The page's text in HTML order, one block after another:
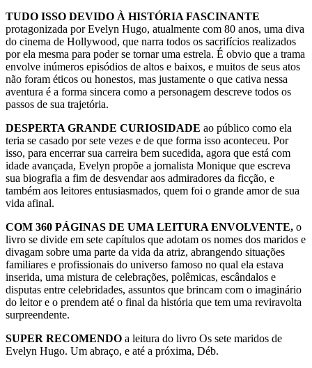
TUDO ISSO DEVIDO À HISTÓRIA FASCINANTE
protagonizada por Evelyn Hugo, atualmente com 80 anos, uma diva
do cinema de Hollywood, que narra todos os sacrifícios realizados
por ela mesma para poder se tornar uma estrela. É obvio que a trama
envolve inúmeros episódios de altos e baixos, e muitos de seus atos
não foram éticos ou honestos, mas justamente o que cativa nessa
aventura é a forma sincera como a personagem descreve todos os
passos de sua trajetória.
DESPERTA GRANDE CURIOSIDADE ao público como ela
teria se casado por sete vezes e de que forma isso aconteceu. Por
isso, para encerrar sua carreira bem sucedida, agora que está com
idade avançada, Evelyn propõe a jornalista Monique que escreva
sua biografia a fim de desvendar aos admiradores da ficção, e
também aos leitores entusiasmados, quem foi o grande amor de sua
vida afinal.
COM 360 PÁGINAS DE UMA LEITURA ENVOLVENTE, o
livro se divide em sete capítulos que adotam os nomes dos maridos e
divagam sobre uma parte da vida da atriz, abrangendo situações
familiares e profissionais do universo famoso no qual ela estava
inserida, uma mistura de celebrações, polêmicas, escândalos e
disputas entre celebridades, assuntos que brincam com o imaginário
do leitor e o prendem até o final da história que tem uma reviravolta
surpreendente.
SUPER RECOMENDO a leitura do livro Os sete maridos de
Evelyn Hugo. Um abraço, e até a próxima, Déb.